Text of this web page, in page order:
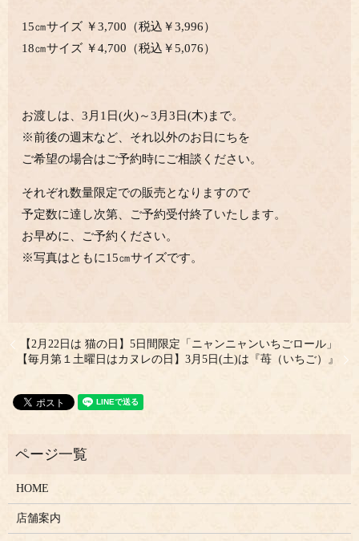
15㎝サイズ ￥3,700（税込￥3,996）
18㎝サイズ ￥4,700（税込￥5,076）
お渡しは、3月1日(火)～3月3日(木)まで。
※前後の週末など、それ以外のお日にちを
ご希望の場合はご予約時にご相談ください。
それぞれ数量限定での販売となりますので
予定数に達し次第、ご予約受付終了いたします。
お早めに、ご予約ください。
※写真はともに15㎝サイズです。
【2月22日は 猫の日】5日間限定「ニャンニャンいちごロール」
【毎月第１土曜日はカヌレの日】3月5日(土)は『苺（いちご）』
HOME
店舗案内